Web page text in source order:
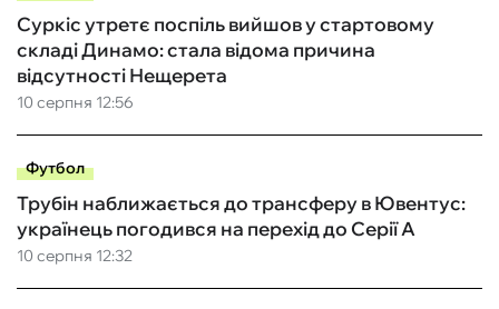
10 серпня 12:56
Суркіс утретє поспіль вийшов у стартовому
складі Динамо: стала відома причина
відсутності Нещерета
Футбол
10 серпня 12:32
Трубін наближається до трансферу в Ювентус:
українець погодився на перехід до Серії А